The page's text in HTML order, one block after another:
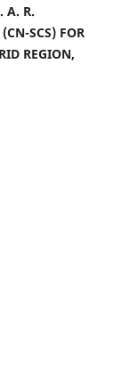
A. R.
SCS) FOR
REGION,